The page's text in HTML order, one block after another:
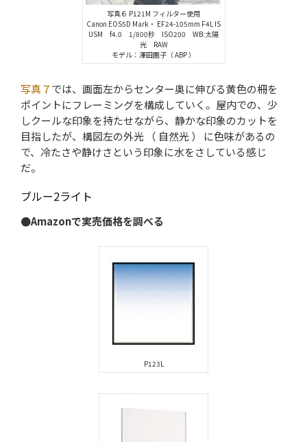
写真６ P121M フィルター使用
Canon EOS5D Mark・ EF24-105mm F4L IS
USM f4.0 1/800秒 ISO200 WB:太陽
光 RAW
モデル：澤田園子（ ABP ）
写真７では、画面左からセンター奥に伸びる黄色の柵を
ポイントにフレーミングを構成していく。屋内での、少
しクールな印象を持たせながら、静かな印象のカットを
目指したが、構図左の外光 （ 自然光 ） に色味があるの
で、冷たさや静けさという印象に水をさしている感じ
だ。
ブルー2ライト
●Amazonで実売価格を調べる
P123L